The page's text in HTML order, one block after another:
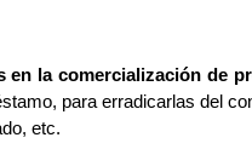
la comercialización de
para erradicarlas del
etc.